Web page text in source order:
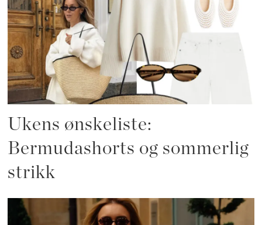
Ukens ønskeliste:
Bermudashorts og sommerlig
strikk